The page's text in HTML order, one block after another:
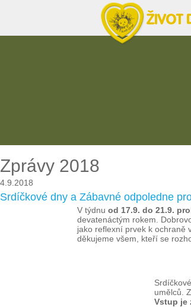
Zprávy 2018
4.9.2018
Srdíčkové dny a Zábavné odpoledne
V týdnu od 17.9. do 21.9.
devatenáctým rokem.
jako reflexní prvek k ochraně
děkujeme všem, kteří se
umělců.
Vstup je